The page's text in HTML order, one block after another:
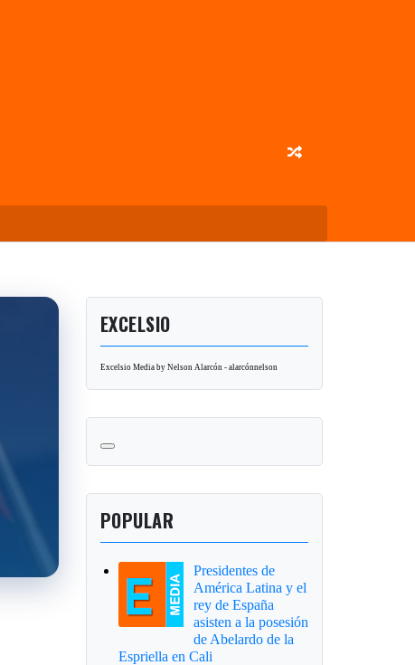
EXCELSIO
Excelsio Media by Nelson Alarcón - alarcónnelson
POPULAR
Presidentes de
América Latina y el
rey de España
asisten a la posesión
de Abelardo de la
Espriella en Cali